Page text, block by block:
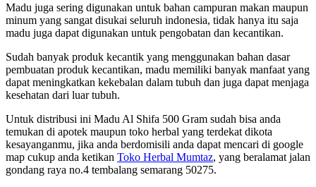
Madu juga sering digunakan untuk bahan campuran makan maupun
minum yang sangat disukai seluruh indonesia, tidak hanya itu saja
madu juga dapat digunakan untuk pengobatan dan kecantikan.
Sudah banyak produk kecantik yang menggunakan bahan dasar
pembuatan produk kecantikan, madu memiliki banyak manfaat yang
dapat meningkatkan kekebalan dalam tubuh dan juga dapat menjaga
kesehatan dari luar tubuh.
Untuk distribusi ini Madu Al Shifa 500 Gram sudah bisa anda
temukan di apotek maupun toko herbal yang terdekat dikota
kesayanganmu, jika anda berdomisili anda dapat mencari di google
map cukup anda ketikan Toko Herbal Mumtaz, yang beralamat jalan
gondang raya no.4 tembalang semarang 50275.